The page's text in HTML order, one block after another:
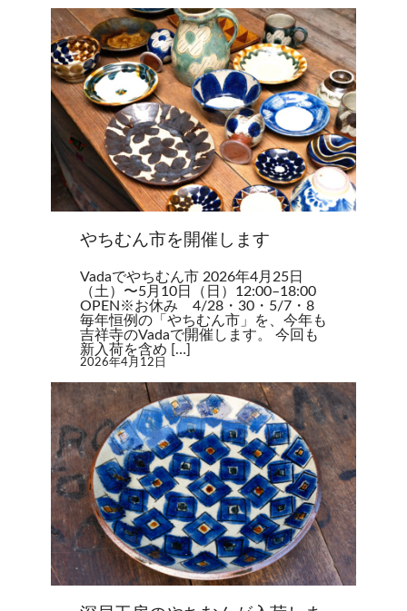
やちむん市を開催します
Vadaでやちむん市 2026年4月25日
（土）〜5月10日（日）12:00–18:00
OPEN※お休み 4/28・30・5/7・8
毎年恒例の「やちむん市」を、今年も
吉祥寺のVadaで開催します。 今回も
新入荷を含め […]
2026年4月12日